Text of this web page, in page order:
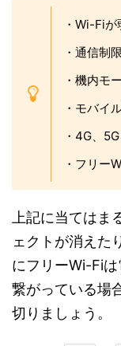
・Wi-Fiが
・通信制
・機内モ
・モバイ
・4G、
・フリー
上記に当てはま
ェクトが消えた
にフリーWi-Fi
繋がっている場
切りましょう。